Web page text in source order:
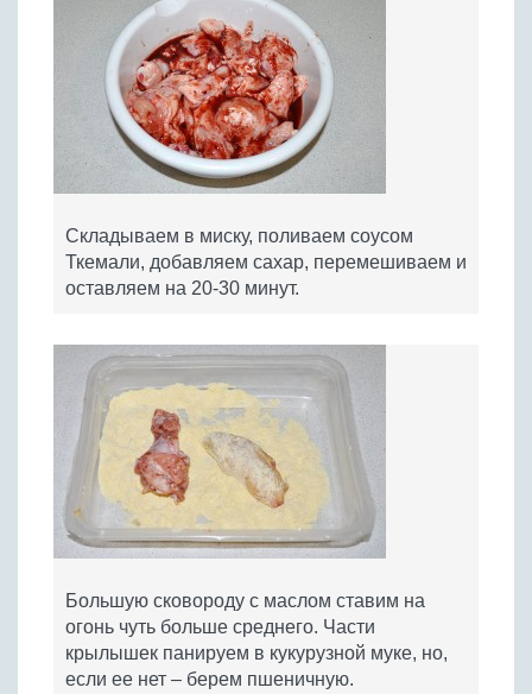
Складываем в миску, поливаем соусом
Ткемали, добавляем сахар, перемешиваем и
оставляем на 20-30 минут.
Большую сковороду с маслом ставим на
огонь чуть больше среднего. Части
крылышек панируем в кукурузной муке, но,
если ее нет – берем пшеничную.